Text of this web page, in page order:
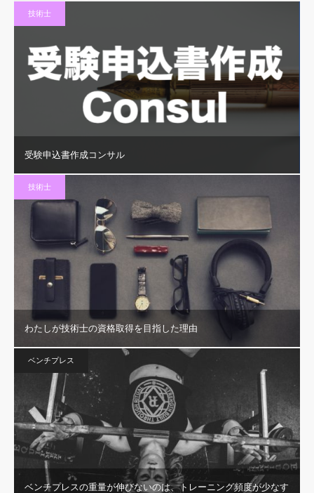
技術士
受験申込書作成コンサル
技術士
わたしが技術士の資格取得を目指した理由
ベンチプレス
ベンチプレスの重量が伸びないのは、トレーニング頻度が少なす